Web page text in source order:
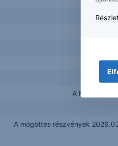
A Mögöttes
A mögöttes részvények